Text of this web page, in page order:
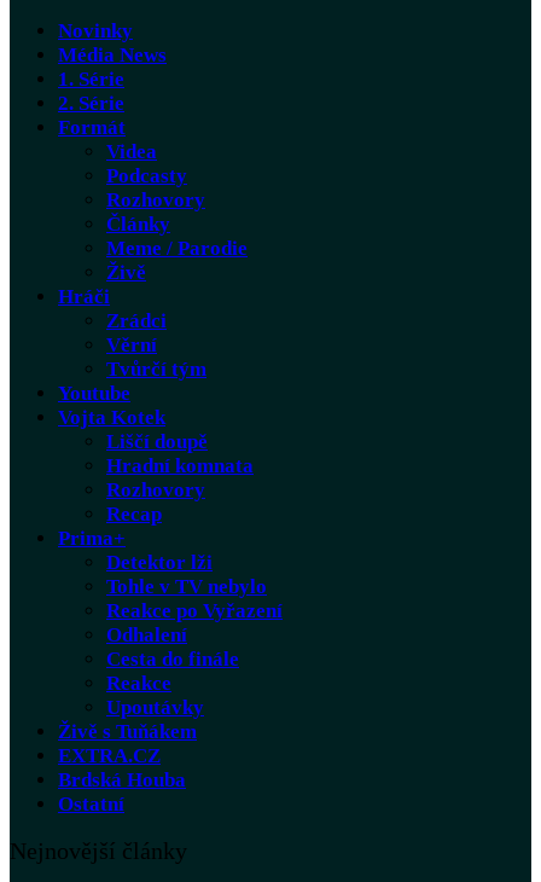
Novinky
Média News
1. Série
2. Série
Formát
Videa
Podcasty
Rozhovory
Články
Meme / Parodie
Živě
Hráči
Zrádci
Věrní
Tvůrčí tým
Youtube
Vojta Kotek
Liščí doupě
Hradní komnata
Rozhovory
Recap
Prima+
Detektor lži
Tohle v TV nebylo
Reakce po Vyřazení
Odhalení
Cesta do finále
Reakce
Upoutávky
Živě s Tuňákem
EXTRA.CZ
Brdská Houba
Ostatní
Nejnovější články